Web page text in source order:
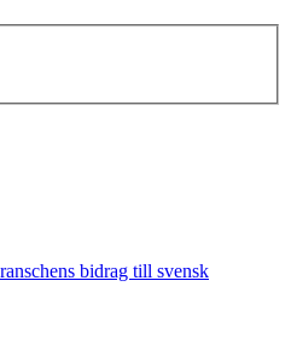
bidrag till svensk